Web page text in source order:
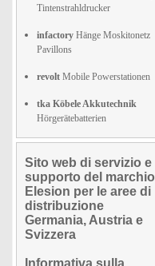
Tintenstrahldrucker
infactory Hänge Moskitonetz
Pavillons
revolt Mobile Powerstationen
tka Köbele Akkutechnik
Hörgerätebatterien
Sito web di servizio e
supporto del marchio
Elesion per le aree di
distribuzione
Germania, Austria e
Svizzera
Informativa sulla